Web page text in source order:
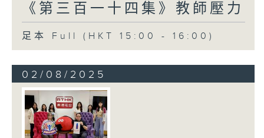
《第三百一十四集》教師壓力
足本 Full (HKT 15:00 - 16:00)
02/08/2025